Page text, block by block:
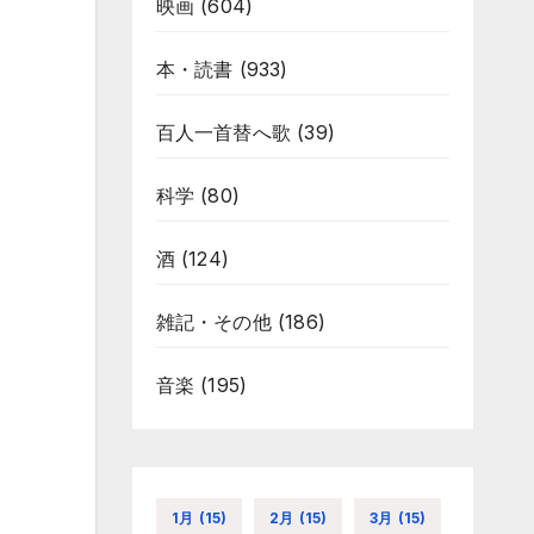
映画 (604)
本・読書 (933)
百人一首替へ歌 (39)
科学 (80)
酒(124)
雑記・その他(186)
音楽 (195)
1月 (15) 2月 (15) 3月 (15)